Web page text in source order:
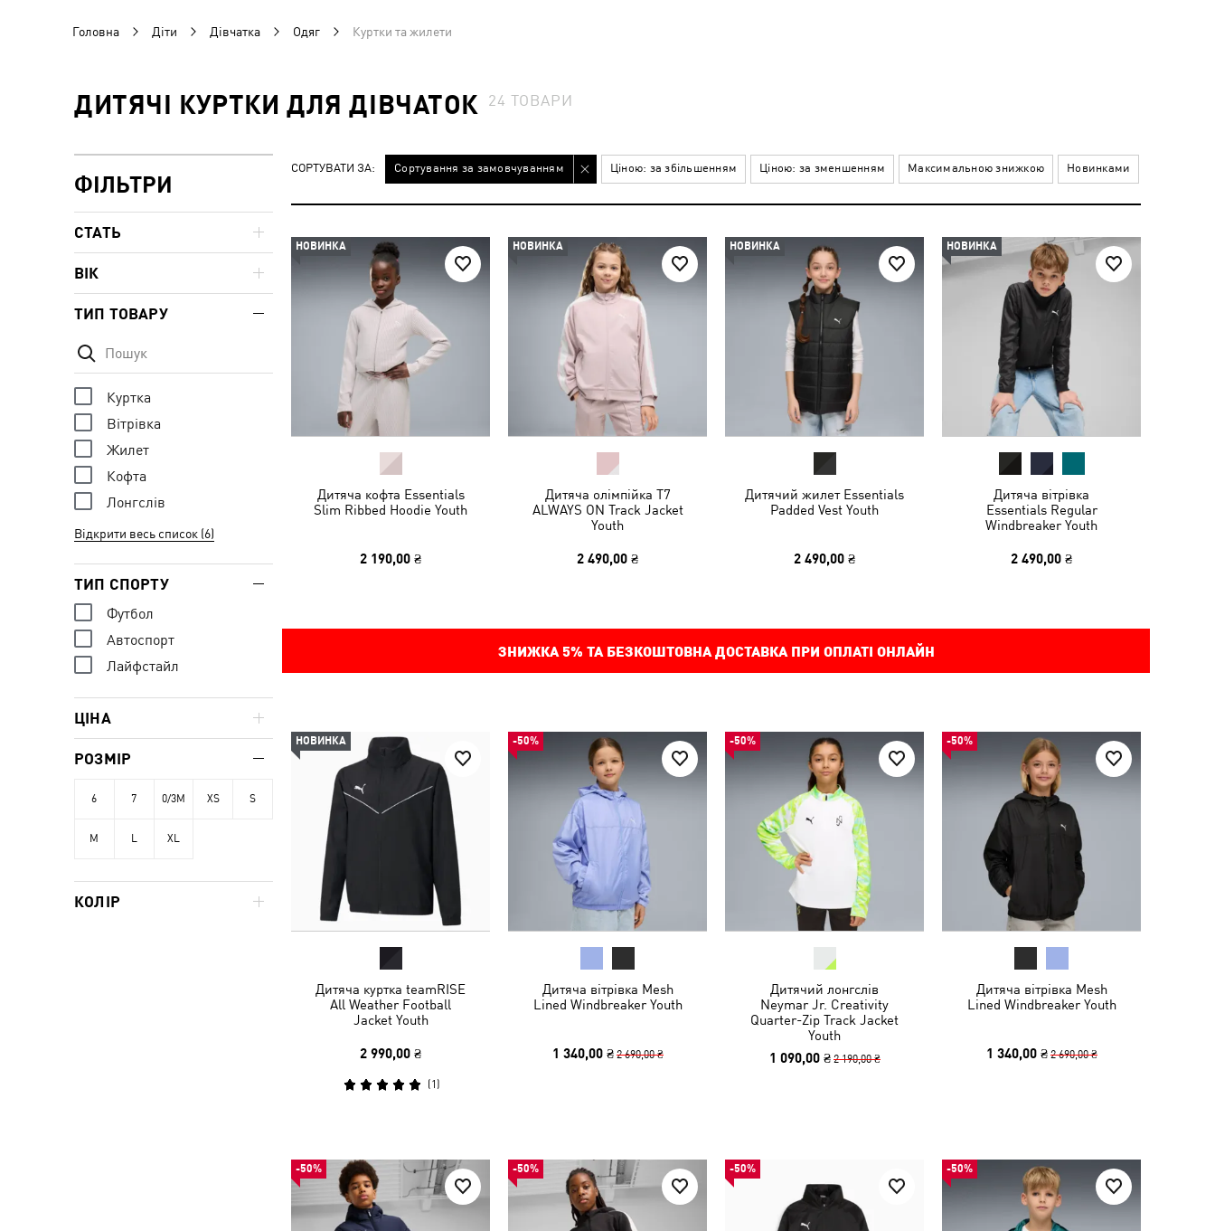
Головна Діти Дівчатка Одяг Куртки та жилети
ДИТЯЧІ КУРТКИ ДЛЯ ДІВЧАТОК 24 ТОВАРИ
СОРТУВАТИ ЗА: Сортування за замовчуванням Ціною: за збільшенням Ціною: за зменшенням Максимальною знижкою Новинками
НОВИНКА
Дитяча кофта Essentials
Slim Ribbed Hoodie Youth
2 190,00 ₴
НОВИНКА
Дитяча олімпійка T7
ALWAYS ON Track Jacket
Youth
2 490,00 ₴
НОВИНКА
Дитячий жилет Essentials
Padded Vest Youth
2 490,00 ₴
НОВИНКА
Дитяча вітрівка
Essentials Regular
Windbreaker Youth
2 490,00 ₴
ЗНИЖКА 5% ТА БЕЗКОШТОВНА ДОСТАВКА ПРИ ОПЛАТІ ОНЛАЙН
НОВИНКА
Дитяча куртка teamRISE
All Weather Football
Jacket Youth
2 990,00 ₴
(1 )
-50%
Дитяча вітрівка Mesh
Lined Windbreaker Youth
1 340,00 ₴ 2 690,00 ₴
-50%
Дитячий лонгслів
Neymar Jr. Creativity
Quarter-Zip Track Jacket
Youth
1 090,00 ₴ 2 190,00 ₴
-50%
Дитяча вітрівка Mesh
Lined Windbreaker Youth
1 340,00 ₴ 2 690,00 ₴
-50% -50% -50% -50%
ФІЛЬТРИ
СТАТЬ
ВІК
ТИП ТОВАРУ
Куртка
Вітрівка
Жилет
Кофта
Лонгслів
Відкрити весь список (6)
ТИП СПОРТУ
Футбол
Автоспорт
Лайфстайл
ЦІНА
РОЗМІР
6 7 0/3M XS S
M L XL
КОЛІР